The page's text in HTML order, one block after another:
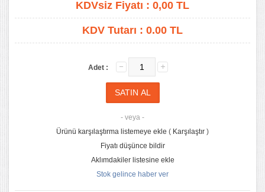
KDVsiz Fiyatı : 0,00 TL
KDV Tutarı : 0.00 TL
Adet :
- veya -
Ürünü karşılaştırma listemeye ekle ( Karşılaştır )
Fiyatı düşünce bildir
Aklımdakiler listesine ekle
Stok gelince haber ver